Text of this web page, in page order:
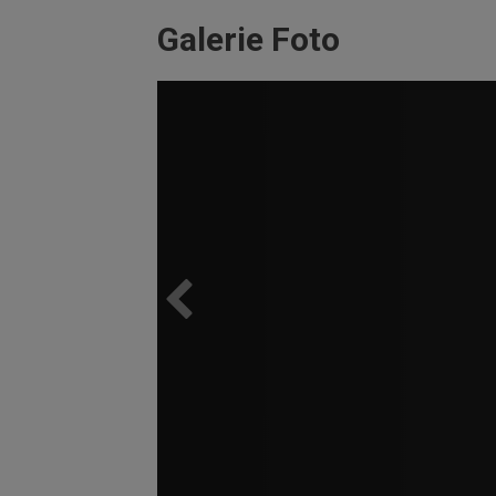
Galerie Foto